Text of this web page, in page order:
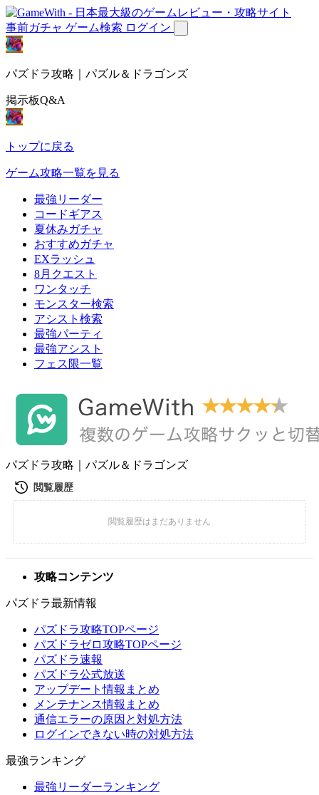
事前ガチャ ゲーム検索 ログイン
パズドラ攻略｜パズル＆ドラゴンズ
掲示板Q&A
トップに戻る
ゲーム攻略一覧を見る
最強リーダー
コードギアス
夏休みガチャ
おすすめガチャ
EXラッシュ
8月クエスト
ワンタッチ
モンスター検索
アシスト検索
最強パーティ
最強アシスト
フェス限一覧
パズドラ攻略｜パズル＆ドラゴンズ
攻略コンテンツ
パズドラ最新情報
パズドラ攻略TOPページ
パズドラゼロ攻略TOPページ
パズドラ速報
パズドラ公式放送
アップデート情報まとめ
メンテナンス情報まとめ
通信エラーの原因と対処方法
ログインできない時の対処方法
最強ランキング
最強リーダーランキング